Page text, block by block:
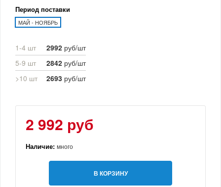
Период поставки
МАЙ - НОЯБРЬ
1-4 шт 2992 руб/шт
5-9 шт
2842 руб/шт
>10 шт
2693 руб/шт
2 992 руб
Наличие: много
В КОРЗИНУ